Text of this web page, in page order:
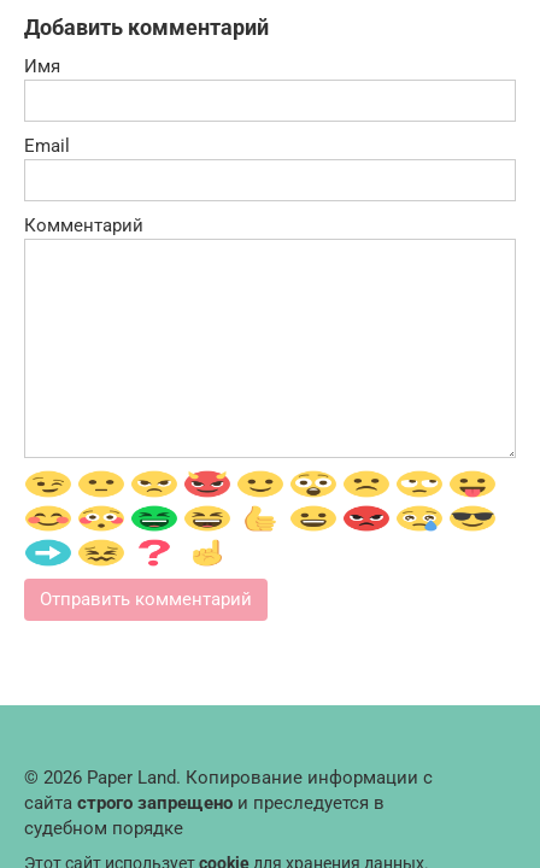
Добавить комментарий
Имя
Email
Комментарий
© 2026 Paper Land. Копирование информации с
сайта строго запрещено и преследуется в
судебном порядке
Этот сайт используетcookie для хранения данных.